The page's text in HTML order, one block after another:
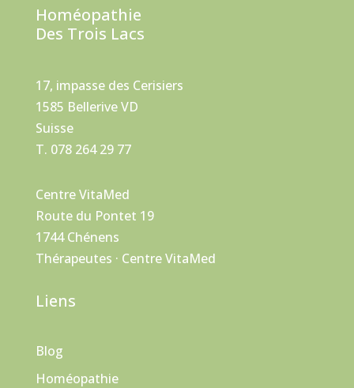
Homéopathie
Des Trois Lacs
17, impasse des Cerisiers
1585 Bellerive VD
Suisse
T. 078 264 29 77
Centre VitaMed
Route du Pontet 19
1744 Chénens
Thérapeutes · Centre VitaMed
Liens
Blog
Homéopathie